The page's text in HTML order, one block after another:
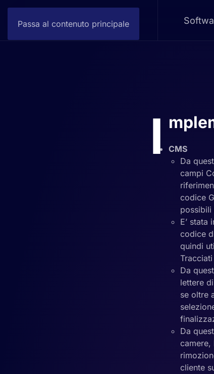
Passa al contenuto principale
I CMS
Da
campi
codice
possibili
E’
codice
quindi
Da
lettere
se oltre
Da
camere,
cliente